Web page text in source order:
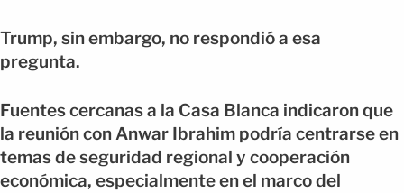
Trump, sin embargo, no respondió a esa
pregunta.
Fuentes cercanas a la Casa Blanca indicaron que
la reunión con Anwar Ibrahim podría centrarse en
temas de seguridad regional y cooperación
económica, especialmente en el marco del